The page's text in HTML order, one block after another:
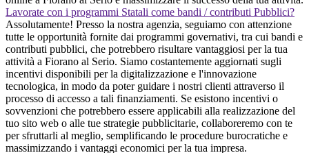
Lavorate con i programmi Statali come bandi / contributi Pubblici?
Assolutamente! Presso la nostra agenzia, seguiamo con attenzione
tutte le opportunità fornite dai programmi governativi, tra cui bandi e
contributi pubblici, che potrebbero risultare vantaggiosi per la tua
attività a Fiorano al Serio. Siamo costantemente aggiornati sugli
incentivi disponibili per la digitalizzazione e l'innovazione
tecnologica, in modo da poter guidare i nostri clienti attraverso il
processo di accesso a tali finanziamenti. Se esistono incentivi o
sovvenzioni che potrebbero essere applicabili alla realizzazione del
tuo sito web o alle tue strategie pubblicitarie, collaboreremo con te
per sfruttarli al meglio, semplificando le procedure burocratiche e
massimizzando i vantaggi economici per la tua impresa.